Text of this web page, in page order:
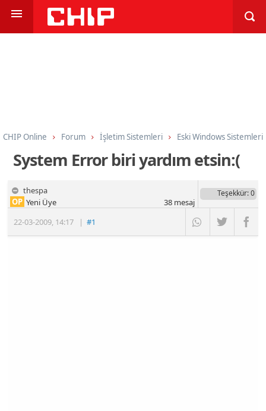
CHIP Online Forum İşletim Sistemleri Eski Windows Sistemleri
System Error biri yardım etsin:(
thespa
22-03-2009, 14:17 |#1
OP Yeni Üye
Teşekkür: 0
38mesaj